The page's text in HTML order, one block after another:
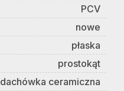
PCV
nowe
płaska
prostokąt
dachówka ceramiczna